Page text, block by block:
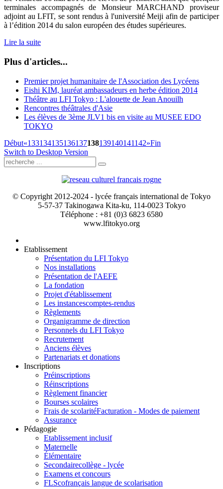
terminales accompagnés de Monsieur MARCHAND proviseur
adjoint au LFIT, se sont rendus à l'université Meiji afin de participer
à l’édition 2014 du salon européen des études supérieures.
Lire la suite
Plus d'articles...
Premier projet humanitaire de l'Association des Lycéens
Eishi KIM, lauréat ambassadeurs en herbe édition 2014
Théâtre au LFI Tokyo : L'alouette de Jean Anouilh
Rencontres théâtrales d'Asie
Les élèves de 3ème JLV1 bis en visite au MUSEE EDO
TOKYO
Début«133134135136137138139140141142»Fin
Switch to Desktop Version
© Copyright 2012-2024 - lycée français international de Tokyo
5-57-37 Takinogawa Kita-ku, 114-0023 Tokyo
Téléphone : +81 (0)3 6823 6580
www.lfitokyo.org
Etablissement
Présentation du LFI Tokyo
Nos installations
Présentation de l'AEFE
La fondation
Projet d'établissement
Les instancescomptes-rendus
Règlements
Organigramme de direction
Personnels du LFI Tokyo
Recrutement
Anciens élèves
Partenariats et donations
Inscriptions
Préinscriptions
Réinscriptions
Règlement financier
Bourses scolaires
Frais de scolaritéFacturation - Modes de paiement
Assurance
Pédagogie
Etablissement inclusif
Maternelle
Élémentaire
Secondairecollège - lycée
Examens et concours
FLScofrançais langue de scolarisation